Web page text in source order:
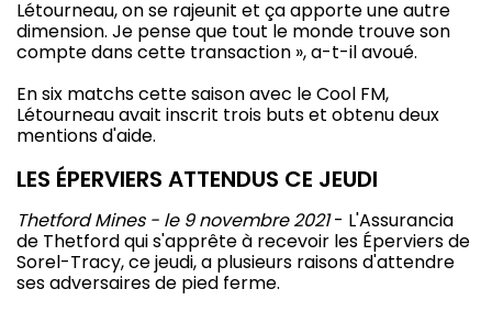
Létourneau, on se rajeunit et ça apporte une autre
dimension. Je pense que tout le monde trouve son
compte dans cette transaction », a-t-il avoué.
En six matchs cette saison avec le Cool FM,
Létourneau avait inscrit trois buts et obtenu deux
mentions d'aide.
LES ÉPERVIERS ATTENDUS CE JEUDI
Thetford Mines - le 9 novembre 2021- L'Assurancia
de Thetford qui s'apprête à recevoir les Éperviers de
Sorel-Tracy, ce jeudi, a plusieurs raisons d'attendre
ses adversaires de pied ferme.